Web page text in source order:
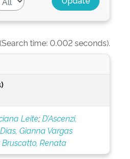
time: 0.002 seconds).
Leite;D’Ascenzi,
Dias, Gianna Vargas
Bruscatto, Renata